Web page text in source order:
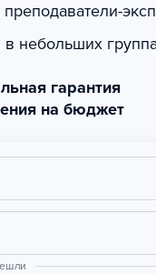
в небольших
гарантия
на бюджет